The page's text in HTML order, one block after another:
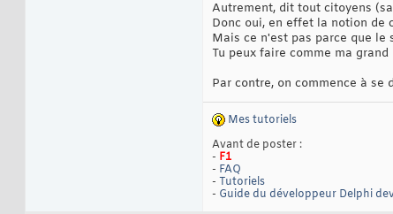
Autrement, dit tout citoyens
Donc oui, en effet la notion de
Mais ce n'est pas parce que
Tu peux faire comme ma
Par contre, on commence à
Mes tutoriels
Avant de poster :
- F1
- FAQ
- Tutoriels
- Guide du développeur Delphi